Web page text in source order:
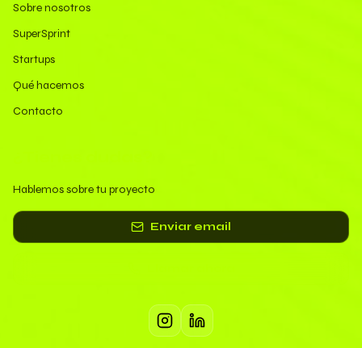
Sobre nosotros
SuperSprint
Startups
Qué hacemos
Contacto
Hablemos sobre tu proyecto
Enviar email